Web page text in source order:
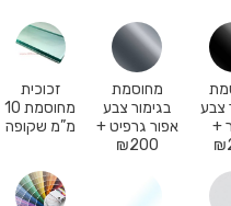
צבע
+
₪
מחוסמת
בגימור צבע
אפור גרפיט +
₪200
זכוכית
מחוסמת 10
מ”מ שקופה